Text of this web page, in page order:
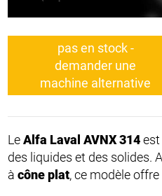
pas en stock -
demander une
machine alternative
LeAlfa Laval AVNX 314
des liquides et des solides.
à cône plat, ce modèle